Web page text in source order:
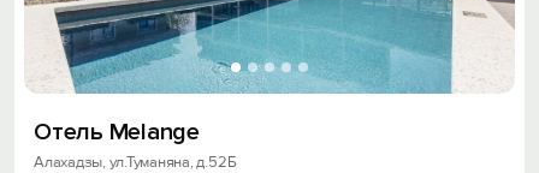
Отель Melange
Алахадзы, ул.Туманяна, д.52Б